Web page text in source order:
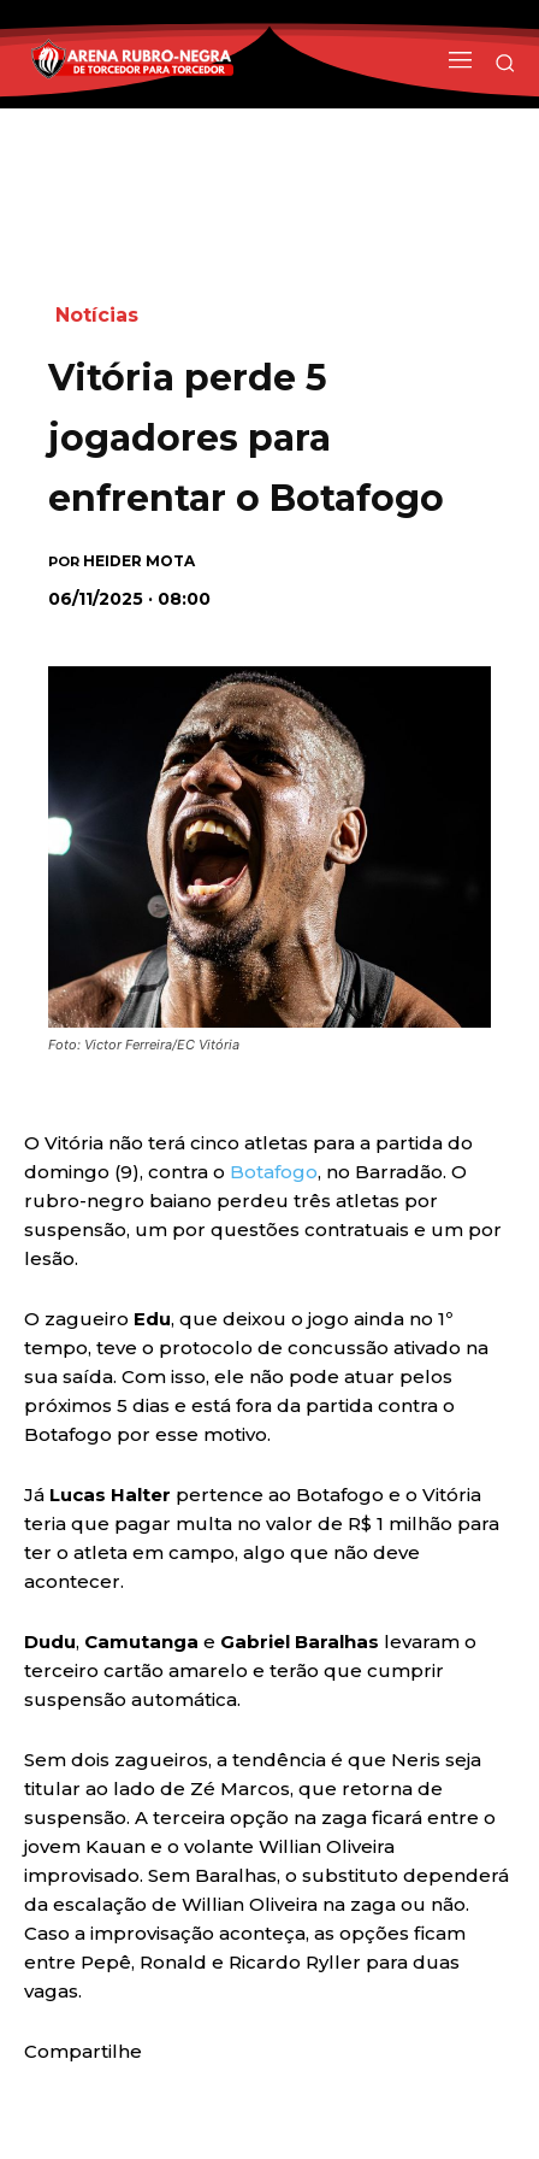
Notícias
Vitória perde 5
jogadores para
enfrentar o Botafogo
POR HEIDER MOTA
06/11/2025 · 08:00
Foto: Victor Ferreira/EC Vitória
O Vitória não terá cinco atletas para a partida do
domingo (9), contra o Botafogo, no Barradão. O
rubro-negro baiano perdeu três atletas por
suspensão, um por questões contratuais e um por
lesão.
O zagueiro Edu, que deixou o jogo ainda no 1º
tempo, teve o protocolo de concussão ativado na
sua saída. Com isso, ele não pode atuar pelos
próximos 5 dias e está fora da partida contra o
Botafogo por esse motivo.
Já Lucas Halter pertence ao Botafogo e o Vitória
teria que pagar multa no valor de R$ 1 milhão para
ter o atleta em campo, algo que não deve
acontecer.
Dudu, Camutanga e Gabriel Baralhas levaram o
terceiro cartão amarelo e terão que cumprir
suspensão automática.
Sem dois zagueiros, a tendência é que Neris seja
titular ao lado de Zé Marcos, que retorna de
suspensão. A terceira opção na zaga ficará entre o
jovem Kauan e o volante Willian Oliveira
improvisado. Sem Baralhas, o substituto dependerá
da escalação de Willian Oliveira na zaga ou não.
Caso a improvisação aconteça, as opções ficam
entre Pepê, Ronald e Ricardo Ryller para duas
vagas.
Compartilhe